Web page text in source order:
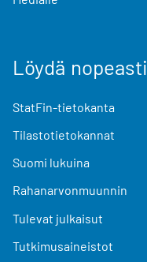
Löydä nopeasti
StatFin-tietokanta
Tilastotietokannat
Suomi lukuina
Rahanarvonmuunnin
Tulevat julkaisut
Tutkimusaineistot